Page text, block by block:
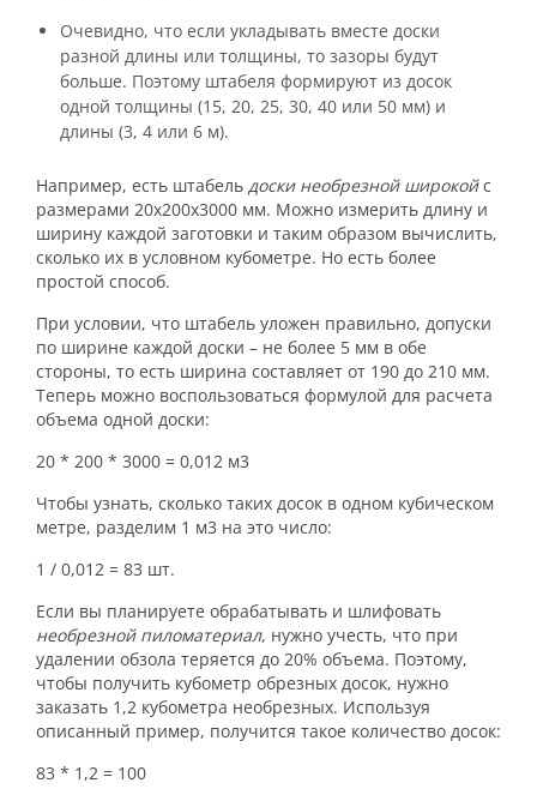
Очевидно, что если укладывать вместе доски
разной длины или толщины, то зазоры будут
больше. Поэтому штабеля формируют из досок
одной толщины (15, 20, 25, 30, 40 или 50 мм) и
длины (3, 4 или 6 м).
Например, есть штабель доски необрезной широкойс
размерами 20х200х3000 мм. Можно измерить длину и
ширину каждой заготовки и таким образом вычислить,
сколько их в условном кубометре. Но есть более
простой способ.
При условии, что штабель уложен правильно, допуски
по ширине каждой доски – не более 5 мм в обе
стороны, то есть ширина составляет от 190 до 210 мм.
Теперь можно воспользоваться формулой для расчета
объема одной доски:
20 * 200 * 3000 = 0,012 м3
Чтобы узнать, сколько таких досок в одном кубическом
метре, разделим 1 м3 на это число:
1 / 0,012 = 83 шт.
Если вы планируете обрабатывать и шлифовать
необрезной пиломатериал, нужно учесть, что при
удалении обзола теряется до 20% объема. Поэтому,
чтобы получить кубометр обрезных досок, нужно
заказать 1,2 кубометра необрезных. Используя
описанный пример, получится такое количество досок:
83 * 1,2 = 100